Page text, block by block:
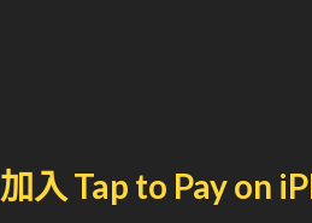
加入 Tap to Pay on